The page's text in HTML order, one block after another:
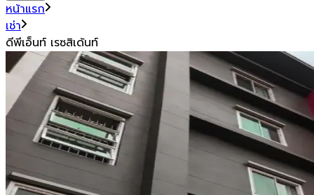
หน้าแรก
เช่า
ดีพีเอ็นท์​ เรซสิเด้นท์